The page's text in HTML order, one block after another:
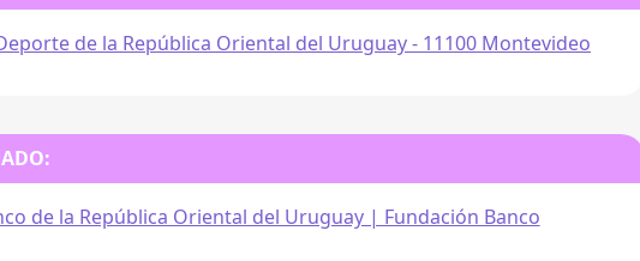
de la República Oriental del Uruguay - 11100 Montevideo
de la República Oriental del Uruguay | Fundación Banco